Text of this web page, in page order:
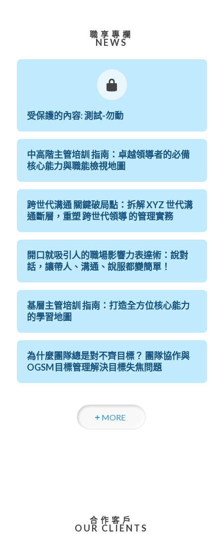
職享專欄
NEWS
受保護的內容: 測試-勿動
中高階主管培訓 指南：卓越領導者的必備
核心能力與職能檢視地圖
跨世代溝通 關鍵破局點：拆解 XYZ 世代溝
通斷層，重塑 跨世代領導 的管理實務
開口就吸引人的職場影響力表達術：說對
話，讓帶人、溝通、說服都變簡單！
基層主管培訓 指南：打造全方位核心能力
的學習地圖
為什麼團隊總是對不齊目標？ 團隊協作與
OGSM目標管理解決目標失焦問題
MORE
合作客戶
OUR CLIENTS